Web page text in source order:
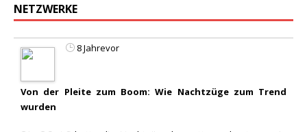
NETZWERKE
8 Jahrevor
Von der Pleite zum Boom: Wie Nachtzüge zum Trend
wurden